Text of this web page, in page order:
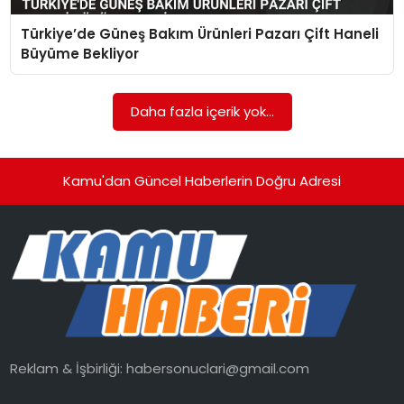
TEKNOLOJI
Türkiye’de Güneş Bakım Ürünleri Pazarı Çift Haneli
Büyüme Bekliyor
Daha fazla içerik yok...
Kamu'dan Güncel Haberlerin Doğru Adresi
Reklam & İşbirliği:habersonuclari@gmail.com